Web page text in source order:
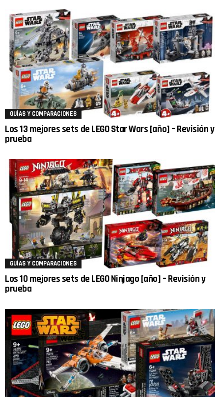
GUÍAS Y COMPARACIONES
Los 13 mejores sets de LEGO Star Wars [año] – Revisión y
prueba
GUÍAS Y COMPARACIONES
Los 10 mejores sets de LEGO Ninjago [año] – Revisión y
prueba